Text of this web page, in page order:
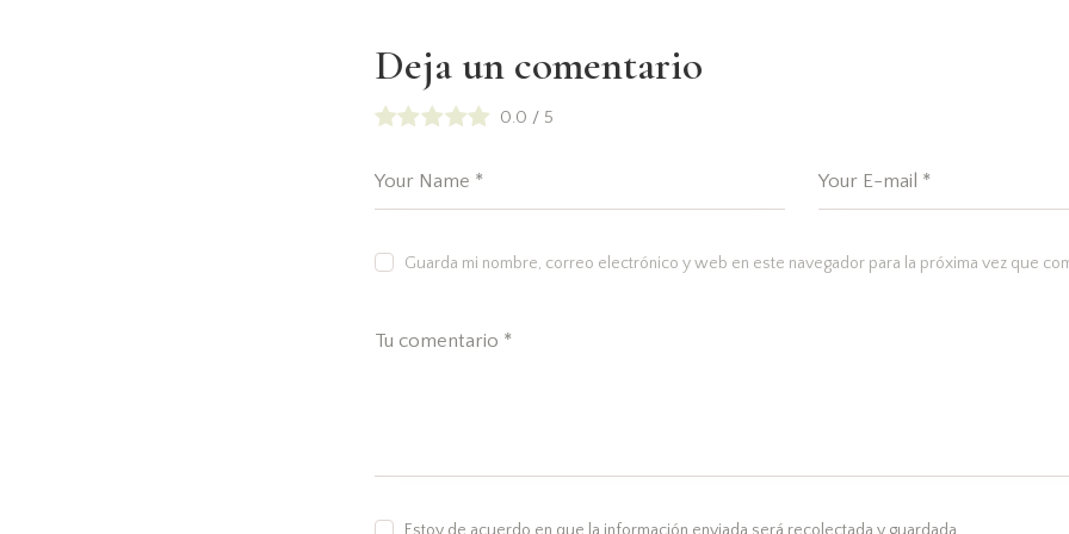
Deja un comentario
0.0 / 5
Guarda mi nombre, correo electrónico y web en este navegador para la próxima vez que